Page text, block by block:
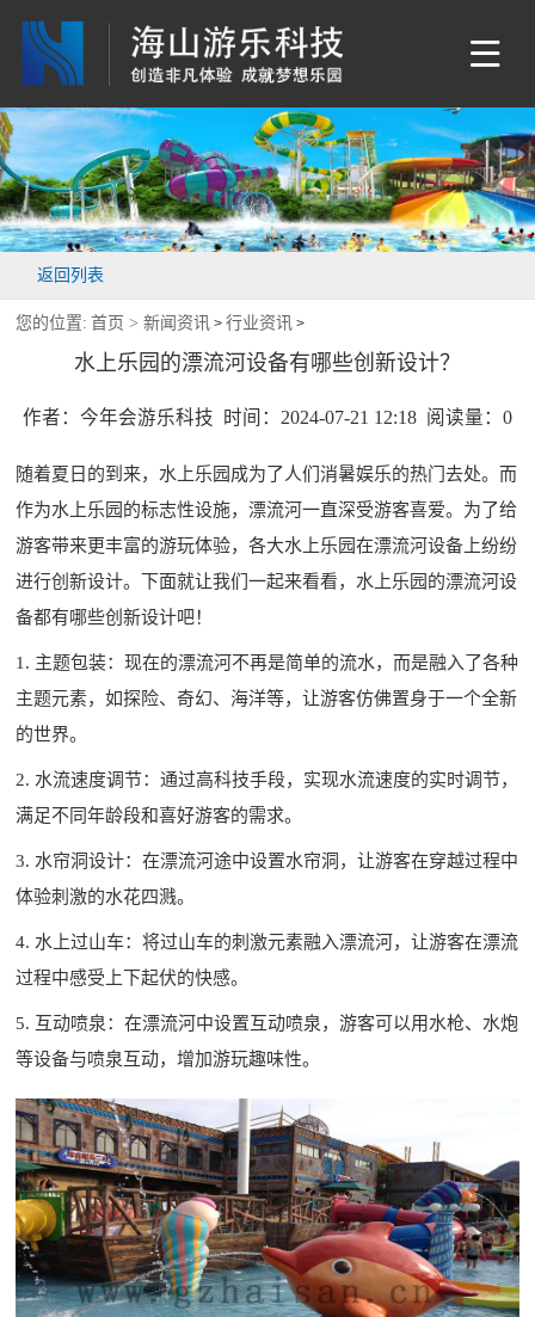
返回列表
您的位置: 首页 >新闻资讯 >行业资讯 >
水上乐园的漂流河设备有哪些创新设计？
作者：今年会游乐科技 时间：2024-07-21 12:18 阅读量： 0
随着夏日的到来，水上乐园成为了人们消暑娱乐的热门去处。而
作为水上乐园的标志性设施，漂流河一直深受游客喜爱。为了给
游客带来更丰富的游玩体验，各大水上乐园在漂流河设备上纷纷
进行创新设计。下面就让我们一起来看看，水上乐园的漂流河设
备都有哪些创新设计吧！
1. 主题包装：现在的漂流河不再是简单的流水，而是融入了各种
主题元素，如探险、奇幻、海洋等，让游客仿佛置身于一个全新
的世界。
2. 水流速度调节：通过高科技手段，实现水流速度的实时调节，
满足不同年龄段和喜好游客的需求。
3. 水帘洞设计：在漂流河途中设置水帘洞，让游客在穿越过程中
体验刺激的水花四溅。
4. 水上过山车：将过山车的刺激元素融入漂流河，让游客在漂流
过程中感受上下起伏的快感。
5. 互动喷泉：在漂流河中设置互动喷泉，游客可以用水枪、水炮
等设备与喷泉互动，增加游玩趣味性。